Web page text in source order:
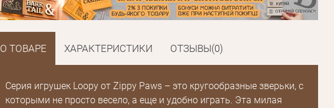
О ТОВАРЕ ХАРАКТЕРИСТИКИ ОТЗЫВЫ(0)
Серия игрушек Loopy от Zippy Paws – это кругообразные зверьки, с
которыми не просто весело, а еще и удобно играть. Эта милая